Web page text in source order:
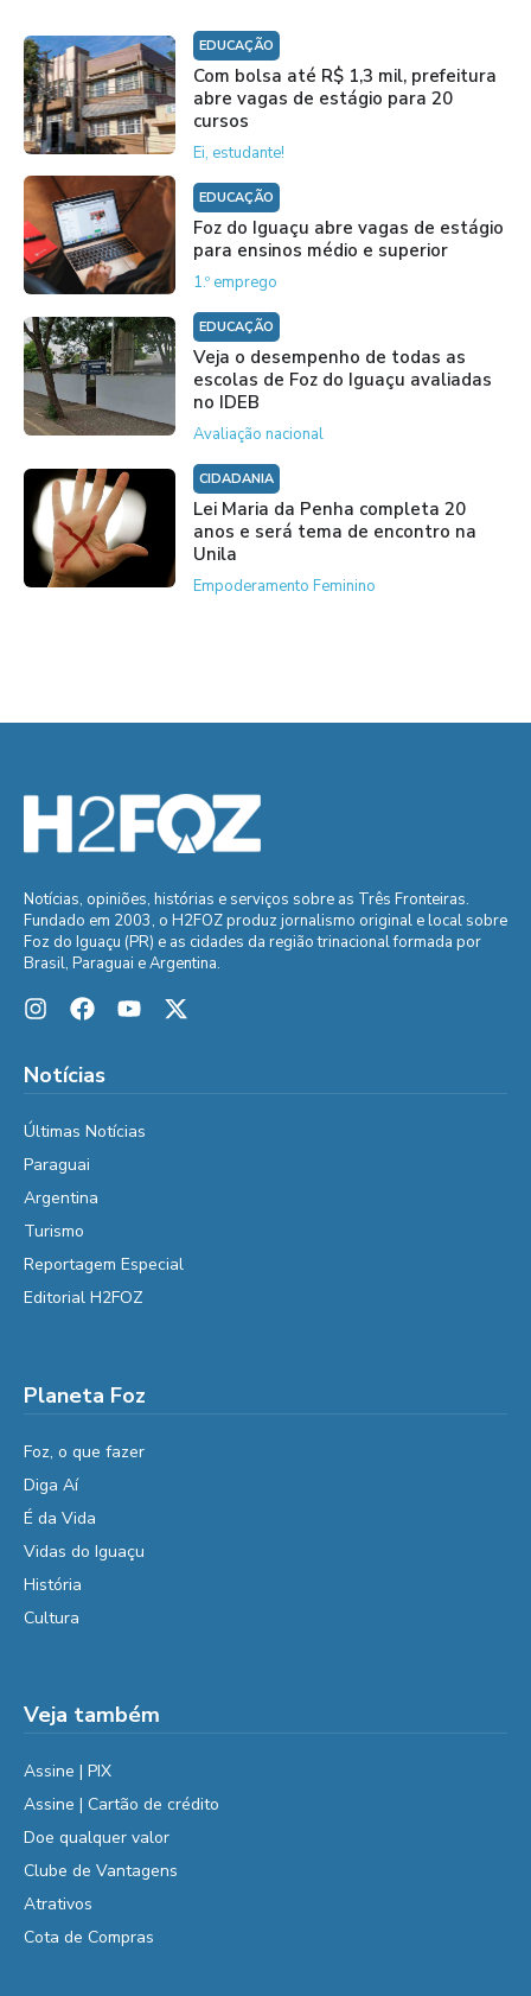
EDUCAÇÃO
Com bolsa até R$ 1,3 mil, prefeitura
abre vagas de estágio para 20
cursos
Ei, estudante!
EDUCAÇÃO
Foz do Iguaçu abre vagas de estágio
para ensinos médio e superior
1.º emprego
EDUCAÇÃO
Veja o desempenho de todas as
escolas de Foz do Iguaçu avaliadas
no IDEB
Avaliação nacional
CIDADANIA
Lei Maria da Penha completa 20
anos e será tema de encontro na
Unila
Empoderamento Feminino
Notícias, opiniões, histórias e serviços sobre as Três Fronteiras.
Fundado em 2003, o H2FOZ produz jornalismo original e local sobre
Foz do Iguaçu (PR) e as cidades da região trinacional formada por
Brasil, Paraguai e Argentina.
Notícias
Últimas Notícias
Paraguai
Argentina
Turismo
Reportagem Especial
Editorial H2FOZ
Planeta Foz
Foz, o que fazer
Diga Aí
É da Vida
Vidas do Iguaçu
História
Cultura
Veja também
Assine | PIX
Assine | Cartão de crédito
Doe qualquer valor
Clube de Vantagens
Atrativos
Cota de Compras